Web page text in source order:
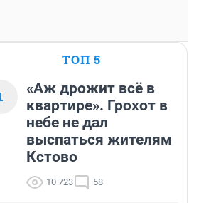
ТОП 5
«Аж дрожит всё в
квартире». Грохот в
небе не дал
выспаться жителям
Кстово
10 723 58